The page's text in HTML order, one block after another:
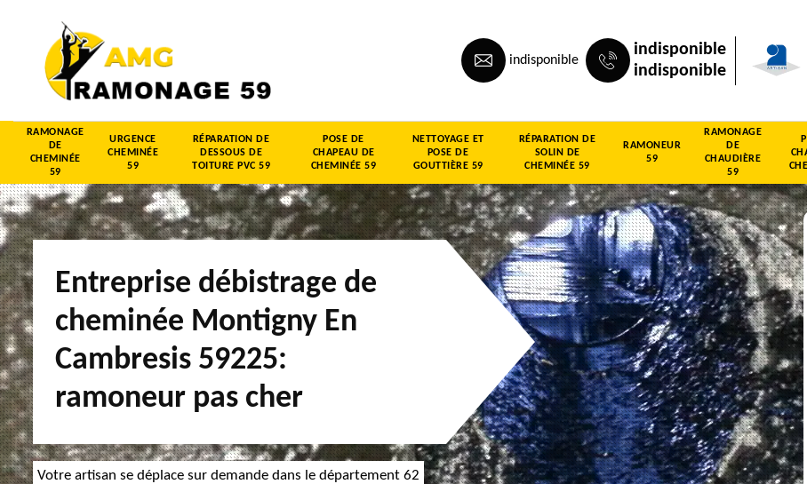
indisponible
indisponible
indisponible
RAMONAGE
DE
CHEMINÉE
59
URGENCE
CHEMINÉE
59
RÉPARATION DE
DESSOUS DE
TOITURE PVC 59
POSE DE
CHAPEAU DE
CHEMINÉE 59
NETTOYAGE ET
POSE DE
GOUTTIÈRE 59
RÉPARATION DE
SOLIN DE
CHEMINÉE 59
RAMONEUR
59
RAMONAGE
DE
CHAUDIÈRE
59
Entreprise débistrage de
cheminée Montigny En
Cambresis 59225:
ramoneur pas cher
Votre artisan se déplace sur demande dans le département 62